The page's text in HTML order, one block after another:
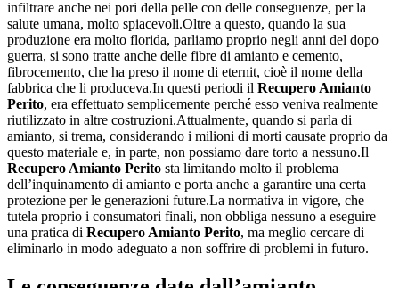
infiltrare anche nei pori della pelle con delle conseguenze, per la
salute umana, molto spiacevoli.Oltre a questo, quando la sua
produzione era molto florida, parliamo proprio negli anni del dopo
guerra, si sono tratte anche delle fibre di amianto e cemento,
fibrocemento, che ha preso il nome di eternit, cioè il nome della
fabbrica che li produceva.In questi periodi il Recupero Amianto
Perito, era effettuato semplicemente perché esso veniva realmente
riutilizzato in altre costruzioni.Attualmente, quando si parla di
amianto, si trema, considerando i milioni di morti causate proprio da
questo materiale e, in parte, non possiamo dare torto a nessuno.Il
Recupero Amianto Perito sta limitando molto il problema
dell’inquinamento di amianto e porta anche a garantire una certa
protezione per le generazioni future.La normativa in vigore, che
tutela proprio i consumatori finali, non obbliga nessuno a eseguire
una pratica di Recupero Amianto Perito, ma meglio cercare di
eliminarlo in modo adeguato a non soffrire di problemi in futuro.